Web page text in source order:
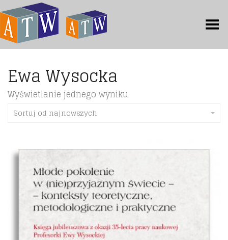
Toggle Menu
Ewa Wysocka
Wyświetlanie jednego wyniku
Sortuj od najnowszych